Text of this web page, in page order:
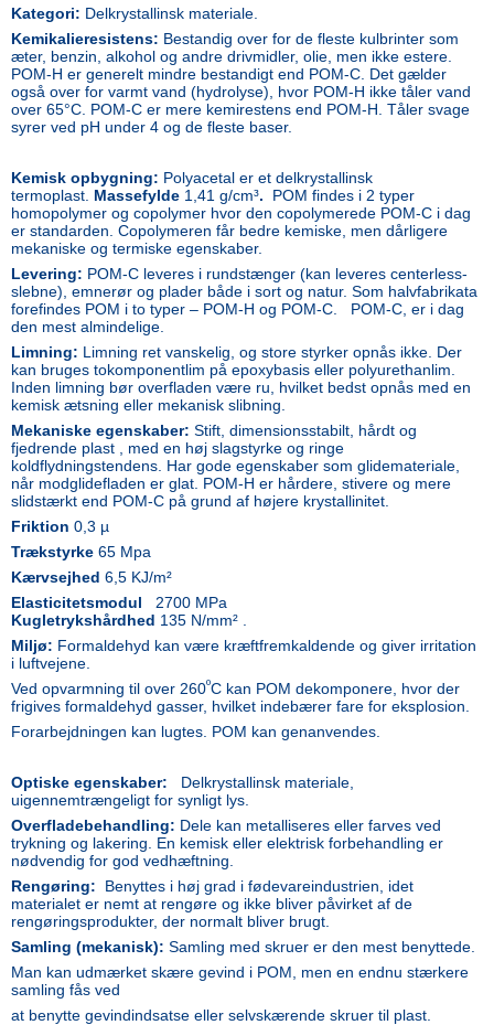
Kategori: Delkrystallinsk materiale.
Kemikalieresistens: Bestandig over for de fleste kulbrinter som
æter, benzin, alkohol og andre drivmidler, olie, men ikke estere.
POM-H er generelt mindre bestandigt end POM-C. Det gælder
også over for varmt vand (hydrolyse), hvor POM-H ikke tåler vand
over 65°C. POM-C er mere kemirestens end POM-H. Tåler svage
syrer ved pH under 4 og de fleste baser.
Kemisk opbygning: Polyacetal er et delkrystallinsk
termoplast. Massefylde 1,41 g/cm³. POM findes i 2 typer
homopolymer og copolymer hvor den copolymerede POM-C i dag
er standarden. Copolymeren får bedre kemiske, men dårligere
mekaniske og termiske egenskaber.
Levering: POM-C leveres i rundstænger (kan leveres centerless-
slebne), emnerør og plader både i sort og natur. Som halvfabrikata
forefindes POM i to typer – POM-H og POM-C. POM-C, er i dag
den mest almindelige.
Limning: Limning ret vanskelig, og store styrker opnås ikke. Der
kan bruges tokomponentlim på epoxybasis eller polyurethanlim.
Inden limning bør overfladen være ru, hvilket bedst opnås med en
kemisk ætsning eller mekanisk slibning.
Mekaniske egenskaber: Stift, dimensionsstabilt, hårdt og
fjedrende plast , med en høj slagstyrke og ringe
koldflydningstendens. Har gode egenskaber som glidemateriale,
når modglidefladen er glat. POM-H er hårdere, stivere og mere
slidstærkt end POM-C på grund af højere krystallinitet.
Friktion 0,3 µ
Trækstyrke 65 Mpa
Kærvsejhed 6,5 KJ/m²
Elasticitetsmodul 2700 MPa
Kugletrykshårdhed 135 N/mm² .
Miljø: Formaldehyd kan være kræftfremkaldende og giver irritation
i luftvejene.
Ved opvarmning til over 260ºC kan POM dekomponere, hvor der
frigives formaldehyd gasser, hvilket indebærer fare for eksplosion.
Forarbejdningen kan lugtes. POM kan genanvendes.
Optiske egenskaber: Delkrystallinsk materiale,
uigennemtrængeligt for synligt lys.
Overfladebehandling: Dele kan metalliseres eller farves ved
trykning og lakering. En kemisk eller elektrisk forbehandling er
nødvendig for god vedhæftning.
Rengøring: Benyttes i høj grad i fødevareindustrien, idet
materialet er nemt at rengøre og ikke bliver påvirket af de
rengøringsprodukter, der normalt bliver brugt.
Samling (mekanisk): Samling med skruer er den mest benyttede.
Man kan udmærket skære gevind i POM, men en endnu stærkere
samling fås ved
at benytte gevindindsatse eller selvskærende skruer til plast.